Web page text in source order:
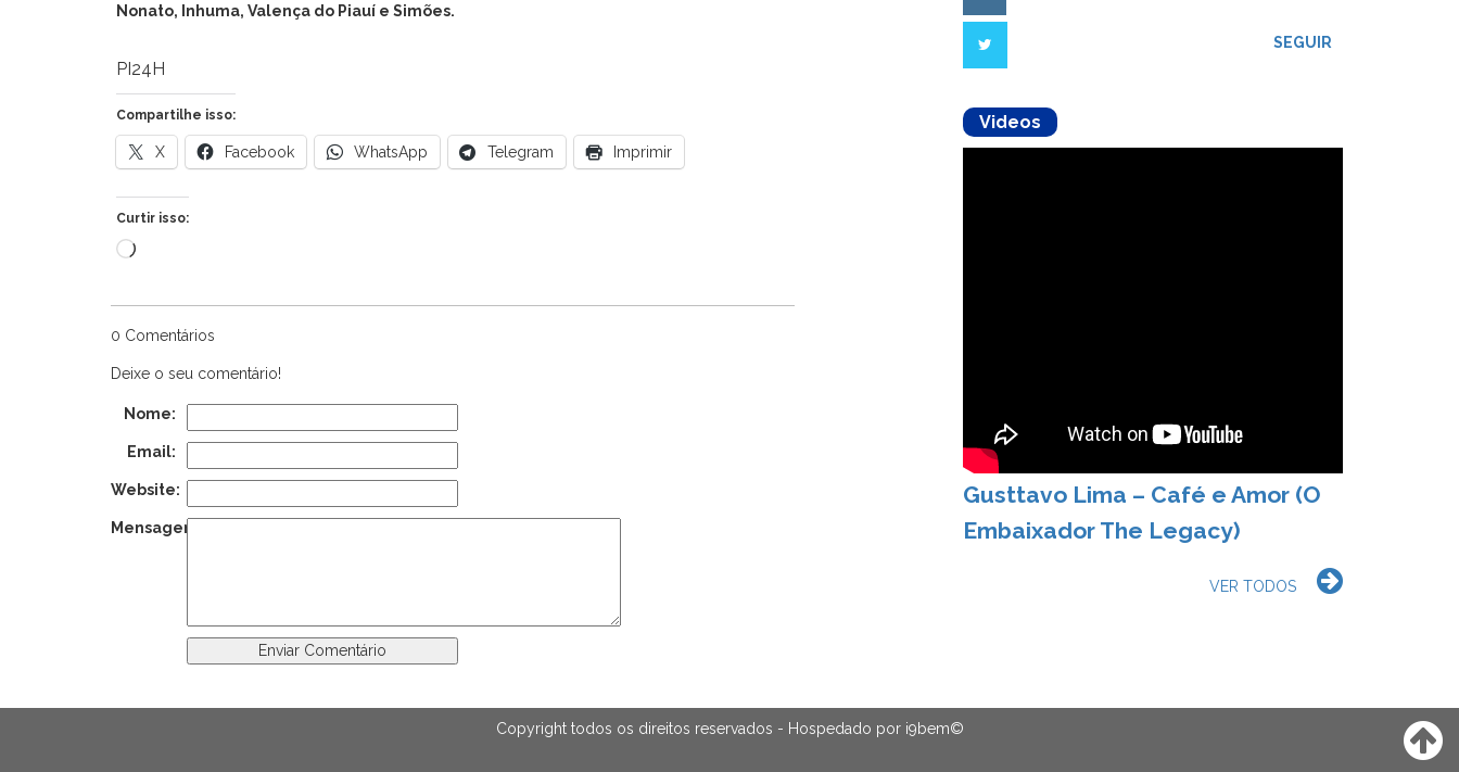
Nonato, Inhuma, Valença do Piauí e Simões.
PI24H
Compartilhe isso:
X Facebook WhatsApp Telegram Imprimir
Curtir isso:
Carregando...
0 Comentários
Deixe o seu comentário!
Nome:
Email:
Website:
Mensagem:
SEGUIR
Videos
Gusttavo Lima – Café e Amor (O
Embaixador The Legacy)
VER TODOS
Copyright todos os direitos reservados - Hospedado por i9bem©